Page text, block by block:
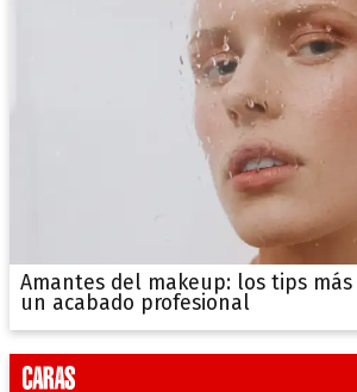
Amantes del makeup: los tips
un acabado profesional